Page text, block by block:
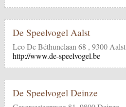
De Speelvogel Aalst
Leo De Béthunelaan 68 , 9300 Aalst
http://www.de-speelvogel.be
De Speelvogel Deinze